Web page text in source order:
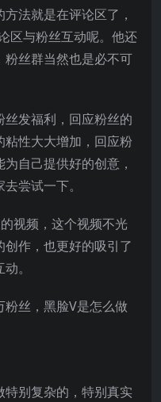
法就是在评论区了，
区与粉丝互动呢。他还
丝群当然也是必不可
发福利，回应粉丝的
性大大增加，回应粉
自己提供好的创意，
尝试一下。
视频，这个视频不光
作，也更好的吸引了
。
别复杂的，特别真实